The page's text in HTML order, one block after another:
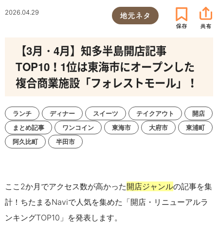
2026.04.29 地元ネタ
【3月・4月】知多半島開店記事
TOP10！1位は東海市にオープンした
複合商業施設「フォレストモール」！
ランチ ディナー スイーツ テイクアウト
開店
まとめ記事
ワンコイン 東海市 大府市
東浦町
阿久比町
半田市
ここ2か月でアクセス数が高かった開店ジャンルの記事を集
計！ ちたまるNaviで人気を集めた「開店・リニューアルラ
ンキングTOP10」を発表します。